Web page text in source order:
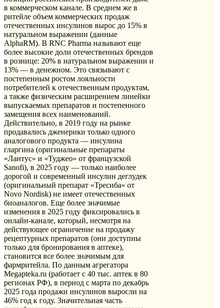
в коммерческом канале. В среднем же в
ритейле объем коммерческих продаж
отечественных инсулинов вырос до 15% в
натуральном выражении (данные
AlphaRM). В RNC Pharma называют еще
более высокие доли отечественных брендов
в рознице: 20% в натуральном выражении и
13% — в денежном. Это связывают с
постепенным ростом лояльности
потребителей к отечественным продуктам,
а также физическим расширением линейки
выпускаемых препаратов и постепенного
замещения всех наименований.
Действительно, в 2019 году на рынке
продавались дженерики только одного
аналогового продукта — инсулина
гларгина (оригинальные препараты
«Лантус» и «Туджео» от французской
Sanofi), в 2025 году — только наиболее
дорогой и современный инсулин деглудек
(оригинальный препарат «Тресиба» от
Novo Nordisk) не имеет отечественных
биоаналогов. Еще более значимые
изменения в 2025 году фиксировались в
онлайн-канале, который, несмотря на
действующее ограничение на продажу
рецептурных препаратов (они доступны
только для бронирования в аптеке),
становится все более значимым для
фармритейла. По данным агрегатора
Megapteka.ru (работает с 40 тыс. аптек в 80
регионах РФ), в период с марта по декабрь
2025 года продажи инсулинов выросли на
46% год к году. Значительная часть